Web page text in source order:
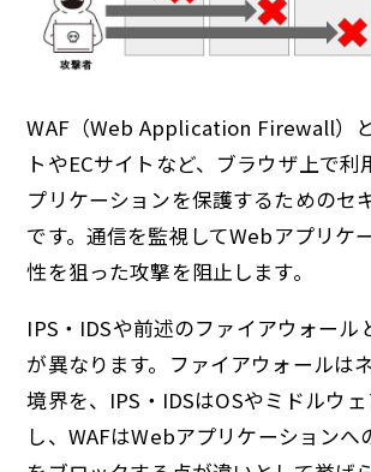
WAF（Web Application Firewall）
トやECサイトなど、ブラウザ上で
プリケーションを保護するためのセ
です。通信を監視してWebアプリケ
性を狙った攻撃を阻止します。
IPS・IDSや前述のファイアウォール
が異なります。ファイアウォールは
境界を、IPS・IDSはOSやミドルウ
し、WAFはWebアプリケーションへ